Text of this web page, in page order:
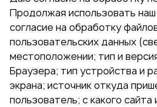
Продолжая использовать
согласие на обработку
пользовательских данных
местоположении; тип и
Браузера; тип устройства и
экрана; источник откуда
пользователь; с какого сайта